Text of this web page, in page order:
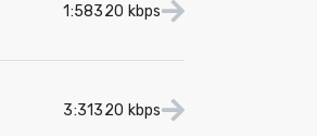
1:58320 kbps
3:31320 kbps